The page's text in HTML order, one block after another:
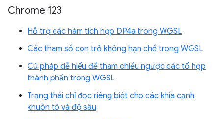
Chrome 123
Hỗ trợ các hàm tích hợp DP4a trong WGSL
Các tham số con trỏ không hạn chế trong WGSL
Cú pháp dễ hiểu để tham chiếu ngược các tổ hợp
thành phần trong WGSL
Trạng thái chỉ đọc riêng biệt cho các khía cạnh
khuôn tô và độ sâu